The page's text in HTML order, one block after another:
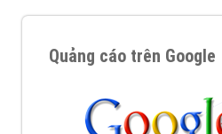
Quảng cáo trên Google